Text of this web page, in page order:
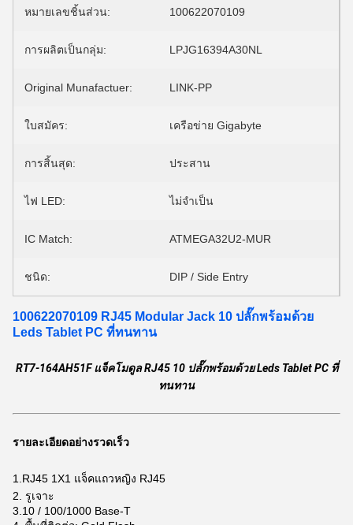
หมายเลขชิ้นส่วน: 100622070109
การผลิตเป็นกลุ่ม: LPJG16394A30NL
Original Munafactuer: LINK-PP
ใบสมัคร: เครือข่าย Gigabyte
การสิ้นสุด: ประสาน
ไฟ LED: ไม่จำเป็น
IC Match: ATMEGA32U2-MUR
ชนิด: DIP / Side Entry
100622070109 RJ45 Modular Jack 10 ปลั๊กพร้อมด้วย
Leds Tablet PC ที่ทนทาน
RT7-164AH51F แจ็คโมดูล RJ45 10 ปลั๊กพร้อมด้วย Leds Tablet PC ที่
ทนทาน
รายละเอียดอย่างรวดเร็ว
1.RJ45 1X1 แจ็คแถวหญิง RJ45
2. รูเจาะ
3.10 / 100/1000 Base-T